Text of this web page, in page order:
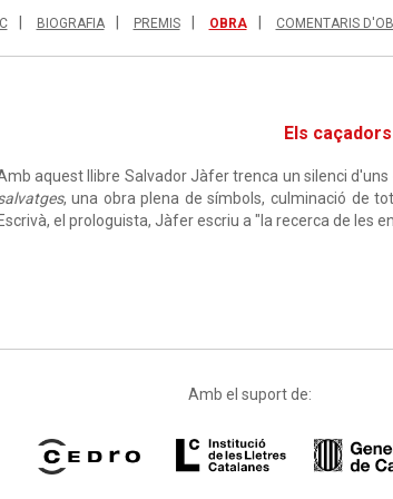
BIOGRAFIA PREMIS OBRA COMENTARIS
Els
aquest llibre Salvador Jàfer trenca un silenci d'uns
, una obra plena de símbols, culminació de
Escrivà, el prologuista, Jàfer escriu a "la recerca de les
Amb el suport de: